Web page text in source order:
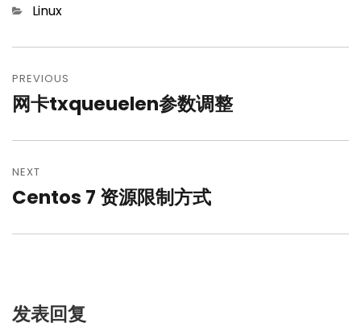
Categories
Linux
章
导
航
PREVIOUS
Previous
网卡txqueuelen参数调整
NEXT
Next
Centos 7 资源限制方式
发表回复